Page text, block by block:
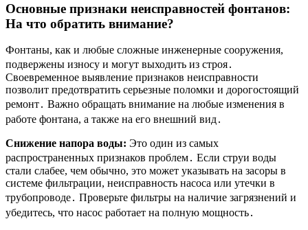
Основные признаки неисправностей фонтанов:
На что обратить внимание?
Фонтаны, как и любые сложные инженерные сооружения,
подвержены износу и могут выходить из строя․
Своевременное выявление признаков неисправности
позволит предотвратить серьезные поломки и дорогостоящий
ремонт․ Важно обращать внимание на любые изменения в
работе фонтана, а также на его внешний вид․
Снижение напора воды: Это один из самых
распространенных признаков проблем․ Если струи воды
стали слабее, чем обычно, это может указывать на засоры в
системе фильтрации, неисправность насоса или утечки в
трубопроводе․ Проверьте фильтры на наличие загрязнений и
убедитесь, что насос работает на полную мощность․